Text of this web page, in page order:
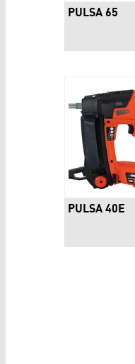
PULSA 65
PULSA 40E